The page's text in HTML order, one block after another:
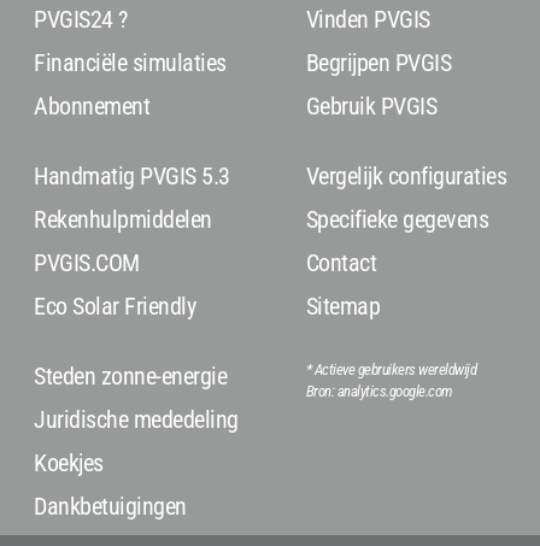
PVGIS24 ?
Financiële simulaties
Abonnement
Handmatig PVGIS 5.3
Rekenhulpmiddelen
PVGIS.COM
Eco Solar Friendly
Steden zonne-energie
Juridische mededeling
Koekjes
Dankbetuigingen
Vinden PVGIS
Begrijpen PVGIS
Gebruik PVGIS
Vergelijk configuraties
Specifieke gegevens
Contact
Sitemap
* Actieve gebruikers wereldwijd
Bron: analytics.google.com